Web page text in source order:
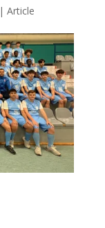
|Article